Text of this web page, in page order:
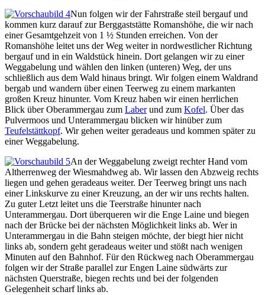
Nun folgen wir der Fahrstraße steil bergauf und
kommen kurz darauf zur Berggaststätte Romanshöhe, die wir nach
einer Gesamtgehzeit von 1 ½ Stunden erreichen. Von der
Romanshöhe leitet uns der Weg weiter in nordwestlicher Richtung
bergauf und in ein Waldstück hinein. Dort gelangen wir zu einer
Weggabelung und wählen den linken (unteren) Weg, der uns
schließlich aus dem Wald hinaus bringt. Wir folgen einem Waldrand
bergab und wandern über einen Teerweg zu einem markanten
großen Kreuz hinunter. Vom Kreuz haben wir einen herrlichen
Blick über Oberammergau zum Laberund zum Kofel. Über das
Pulvermoos und Unterammergau blicken wir hinüber zum
Teufelstättkopf. Wir gehen weiter geradeaus und kommen später zu
einer Weggabelung.
An der Weggabelung zweigt rechter Hand vom
Altherrenweg der Wiesmahdweg ab. Wir lassen den Abzweig rechts
liegen und gehen geradeaus weiter. Der Teerweg bringt uns nach
einer Linkskurve zu einer Kreuzung, an der wir uns rechts halten.
Zu guter Letzt leitet uns die Teerstraße hinunter nach
Unterammergau. Dort überqueren wir die Enge Laine und biegen
nach der Brücke bei der nächsten Möglichkeit links ab. Wer in
Unterammergau in die Bahn steigen möchte, der biegt hier nicht
links ab, sondern geht geradeaus weiter und stößt nach wenigen
Minuten auf den Bahnhof. Für den Rückweg nach Oberammergau
folgen wir der Straße parallel zur Engen Laine südwärts zur
nächsten Querstraße, biegen rechts und bei der folgenden
Gelegenheit scharf links ab.